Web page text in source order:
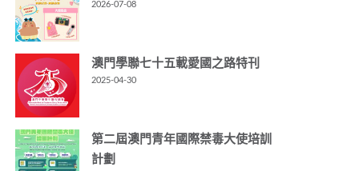
2026-07-08
澳門學聯七十五載愛國之路特刊
2025-04-30
第二屆澳門青年國際禁毒大使培訓
計劃